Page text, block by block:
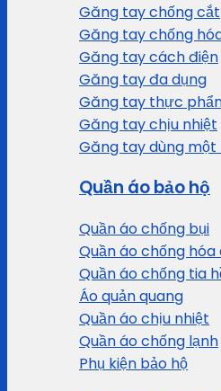
Găng tay chống cắt
Găng tay chống
Găng tay cách điện
Găng tay đa dụng
Găng tay thực
Găng tay chịu nhiệt
Găng tay dùng một
Quần áo bảo hộ
Quần áo chống bụi
Quần áo chống hóa
Quần áo chống tia
Áo quản quang
Quần áo chịu nhiệt
Quần áo chống lạnh
Phụ kiện bảo hộ